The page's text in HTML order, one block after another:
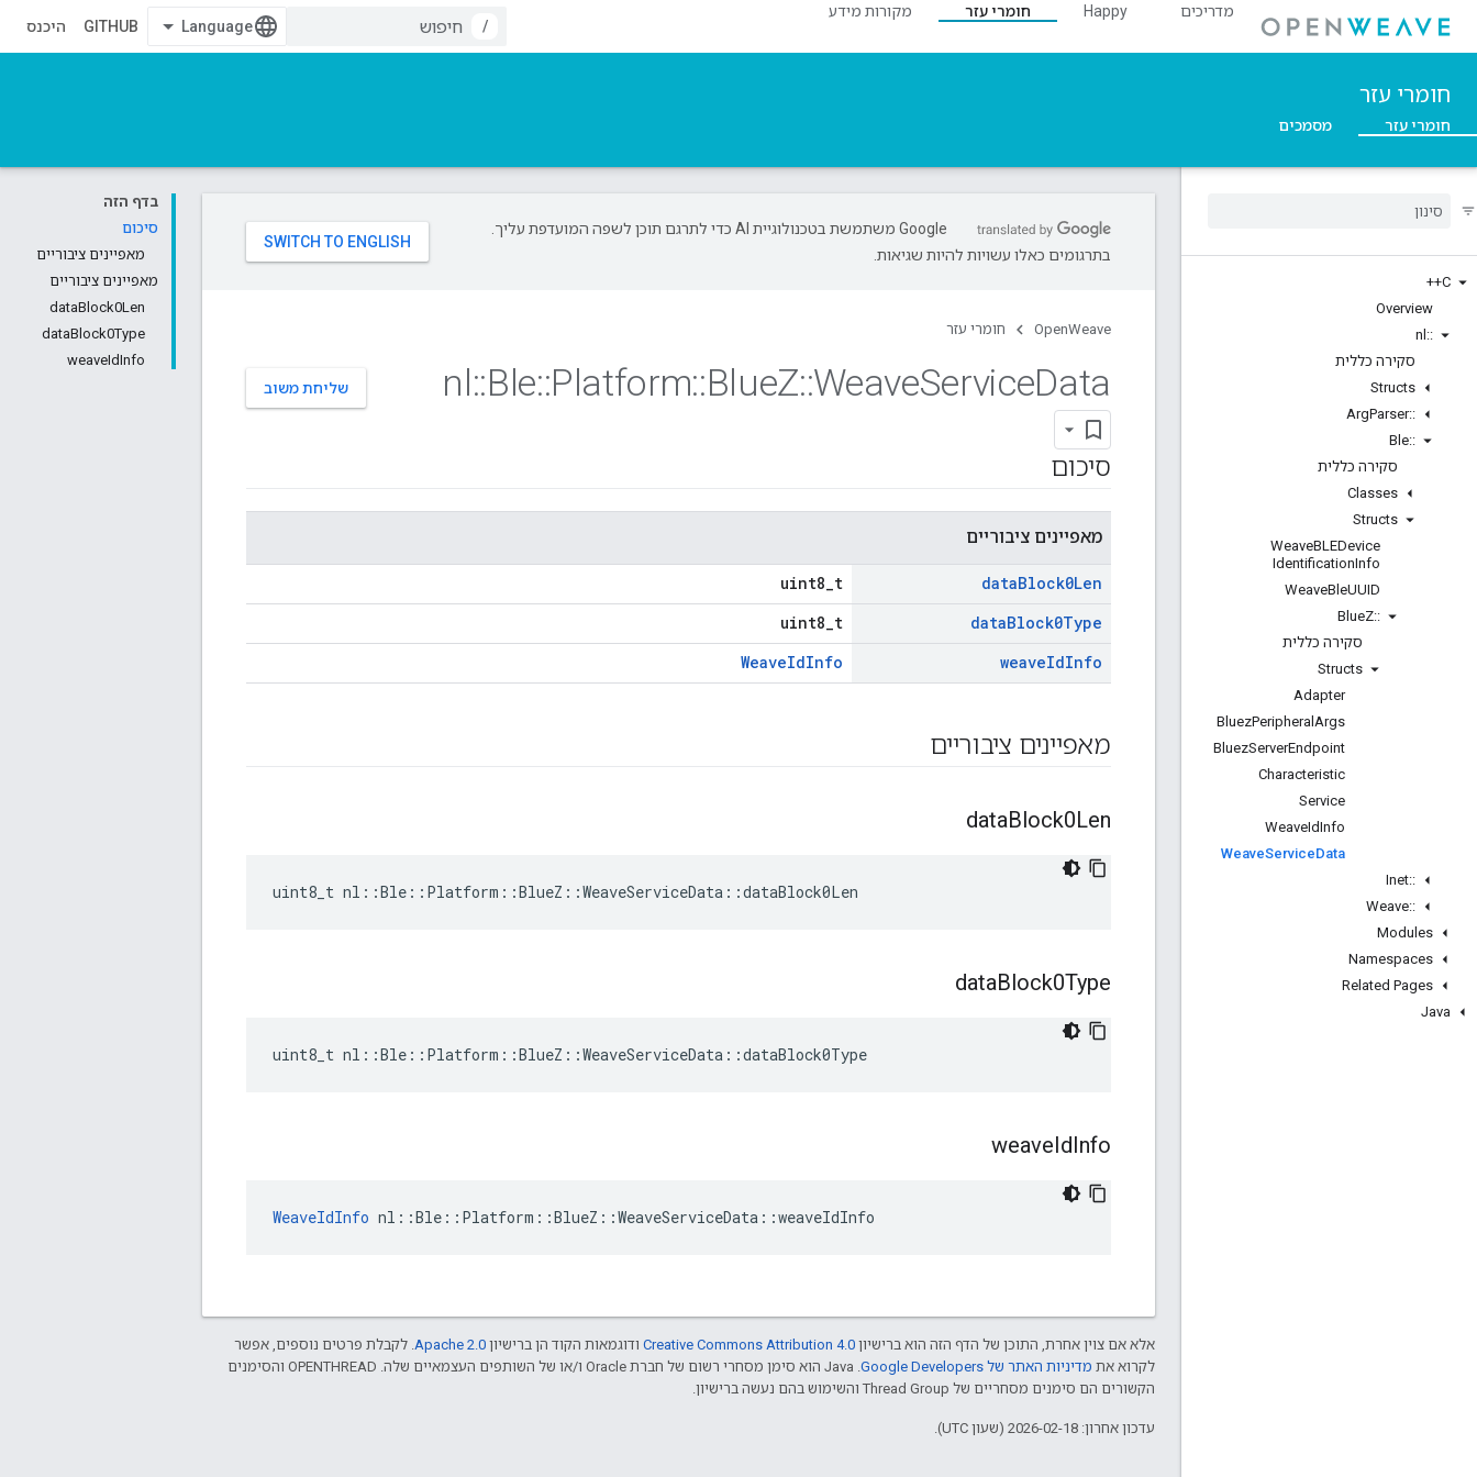
מדריכים Happy חומרי עזר
מקורות מידע
/
GITHUB היכנס
חומרי עזר
חומרי עזר מסמכים
C++
Overview
::
nl
סקירה כללית
Structs
::
ArgParser
::
Ble
סקירה כללית
Classes
Structs
WeaveBLEDevice
IdentificationInfo
WeaveBleUUID
::
BlueZ
סקירה כללית
Structs
Adapter
BluezPeripheral Args
BluezServerEndpoint
Characteristic
Service
WeaveIdInfo
WeaveServiceData
::
Inet
::
Weave
Modules
Namespaces
Related Pages
Java
בדף הזה
סיכום
מאפיינים ציבוריים
מאפיינים ציבוריים
dataBlock0Len
dataBlock0Type
weaveIdInfo
‫Google משתמשת בטכנולוגיית AI כדי לתרגם תוכן לשפה המועדפת עליך.
בתרגומים כאלו עשויות להיות שגיאות.
OpenWeave חומרי עזר
שליחת משוב nl::Ble::Platform::BlueZ::WeaveServiceData
סיכום
מאפיינים ציבוריים
dataBlock0Len
uint8_t
dataBlock0Type
uint8_t
weaveIdInfo
WeaveIdInfo
מאפיינים ציבוריים
dataBlock0Len
uint8_t nl::Ble::Platform::BlueZ::WeaveServiceData::dataBlock0Len
dataBlock0Type
uint8_t nl::Ble::Platform::BlueZ::WeaveServiceData::dataBlock0Type
weaveIdInfo
WeaveIdInfo nl::Ble::Platform::BlueZ::WeaveServiceData::weaveIdInfo
אלא אם צוין אחרת, התוכן של הדף הזה הוא ברישיון Creative Commons Attribution 4.0‏ ודוגמאות הקוד הן ברישיון Apache 2.0‏. לקבלת פרטים נוספים, אפשר
לקרוא את מדיניות האתר של Google Developers‏
.‏ Java הוא סימן מסחרי רשום של חברת Oracle ו/או של השותפים העצמאיים שלה. ‫OPENTHREAD והסימנים
הקשורים הם סימנים מסחריים של Thread Group והשימוש בהם נעשה ברישיון.
עדכון אחרון: 2026-02-18 (שעון UTC).